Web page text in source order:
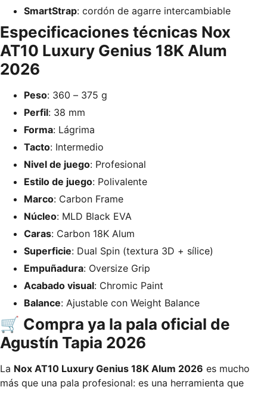
SmartStrap: cordón de agarre intercambiable
Especificaciones técnicas Nox
AT10 Luxury Genius 18K Alum
2026
Peso: 360 – 375 g
Perfil: 38 mm
Forma: Lágrima
Tacto: Intermedio
Nivel de juego: Profesional
Estilo de juego: Polivalente
Marco: Carbon Frame
Núcleo: MLD Black EVA
Caras: Carbon 18K Alum
Superficie: Dual Spin (textura 3D + sílice)
Empuñadura: Oversize Grip
Acabado visual: Chromic Paint
Balance: Ajustable con Weight Balance
🛒 Compra ya la pala oficial de
Agustín Tapia 2026
La Nox AT10 Luxury Genius 18K Alum 2026 es mucho
más que una pala profesional: es una herramienta que